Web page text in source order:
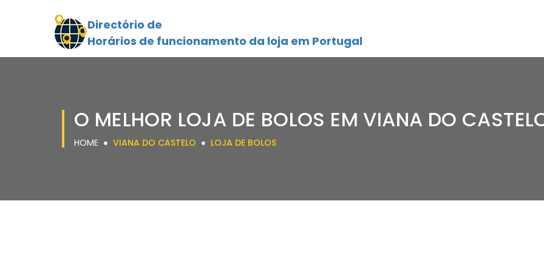
Directório de
Horários de funcionamento da loja em Portugal
O MELHOR LOJA DE BOLOS EM VIANA DO
HOME VIANA DO CASTELO LOJA DE BOLOS